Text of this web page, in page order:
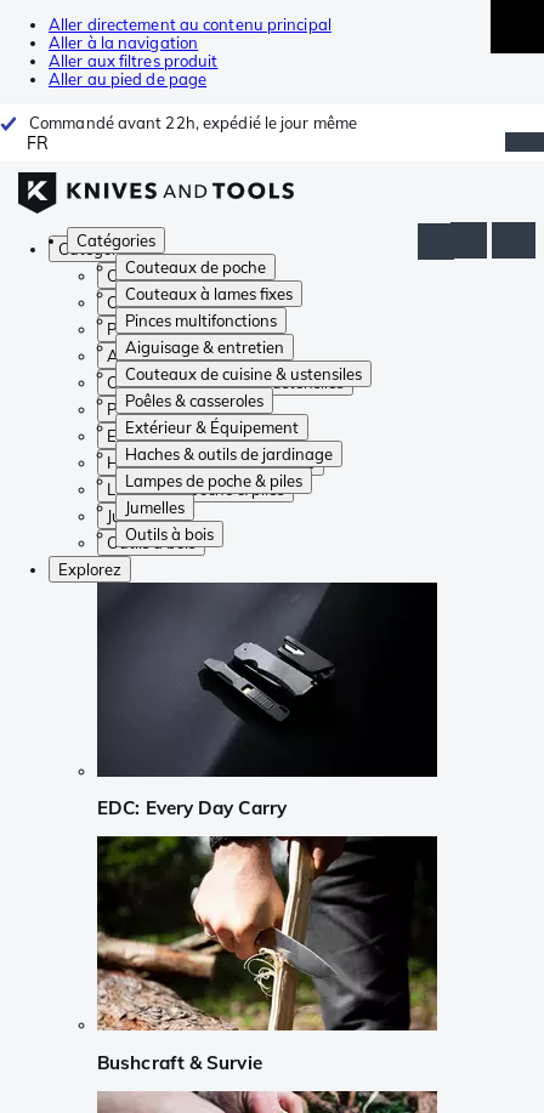
Aller directement au contenu principal
Aller à la navigation
Aller aux filtres produit
Aller au pied de page
Commandé avant 22h, expédié le jour même
FR
Catégories
Couteaux de poche
Couteaux à lames fixes
Pinces multifonctions
Aiguisage & entretien
Couteaux de cuisine & ustensiles
Poêles & casseroles
Extérieur & Équipement
Haches & outils de jardinage
Lampes de poche & piles
Jumelles
Outils à bois
Catégories
Couteaux de poche
Couteaux à lames fixes
Pinces multifonctions
Aiguisage & entretien
Couteaux de cuisine & ustensiles
Poêles & casseroles
Extérieur & Équipement
Haches & outils de jardinage
Lampes de poche & piles
Jumelles
Outils à bois
Explorez
EDC: Every Day Carry
Bushcraft & Survie